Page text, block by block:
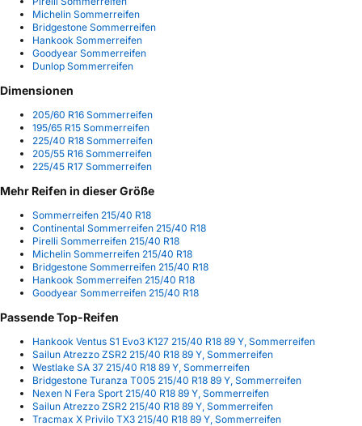
Michelin Sommerreifen
Bridgestone Sommerreifen
Hankook Sommerreifen
Goodyear Sommerreifen
Dunlop Sommerreifen
Dimensionen
205/60 R16 Sommerreifen
195/65 R15 Sommerreifen
225/40 R18 Sommerreifen
205/55 R16 Sommerreifen
225/45 R17 Sommerreifen
Mehr Reifen in dieser Größe
Sommerreifen 215/40 R18
Continental Sommerreifen 215/40 R18
Pirelli Sommerreifen 215/40 R18
Michelin Sommerreifen 215/40 R18
Bridgestone Sommerreifen 215/40 R18
Hankook Sommerreifen 215/40 R18
Goodyear Sommerreifen 215/40 R18
Passende Top-Reifen
Hankook Ventus S1 Evo3 K127 215/40 R18 89 Y, Sommerreifen
Sailun Atrezzo ZSR2 215/40 R18 89 Y, Sommerreifen
Westlake SA 37 215/40 R18 89 Y, Sommerreifen
Bridgestone Turanza T005 215/40 R18 89 Y, Sommerreifen
Nexen N Fera Sport 215/40 R18 89 Y, Sommerreifen
Sailun Atrezzo ZSR2 215/40 R18 89 Y, Sommerreifen
Tracmax X Privilo TX3 215/40 R18 89 Y, Sommerreifen